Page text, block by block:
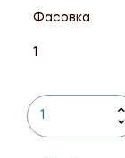
Фасовка
1